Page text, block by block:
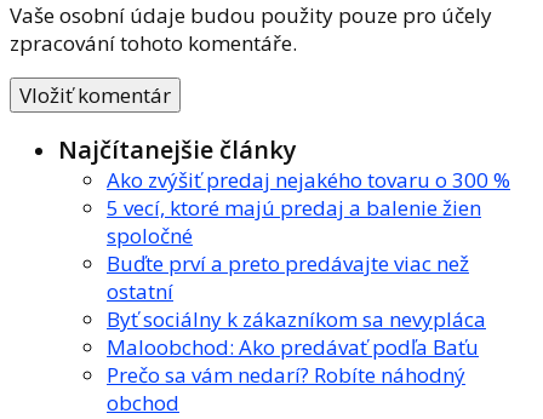
Vaše osobní údaje budou použity pouze pro účely
zpracování tohoto komentáře.
Najčítanejšie články
Ako zvýšiť predaj nejakého tovaru o 300 %
5 vecí, ktoré majú predaj a balenie žien
spoločné
Buďte prví a preto predávajte viac než
ostatní
Byť sociálny k zákazníkom sa nevypláca
Maloobchod: Ako predávať podľa Baťu
Prečo sa vám nedarí? Robíte náhodný
obchod